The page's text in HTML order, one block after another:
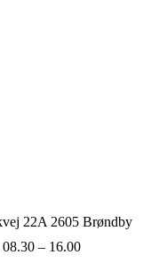
22A 2605 Brøndby
– 16.00